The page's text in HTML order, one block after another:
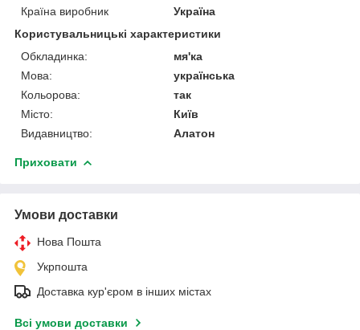
Країна виробник
Україна
Користувальницькі характеристики
Обкладинка:
мя'ка
Мова:
українська
Кольорова:
так
Місто:
Київ
Видавництво:
Алатон
Приховати
Умови доставки
Нова Пошта
Укрпошта
Доставка кур'єром в інших містах
Всі умови доставки